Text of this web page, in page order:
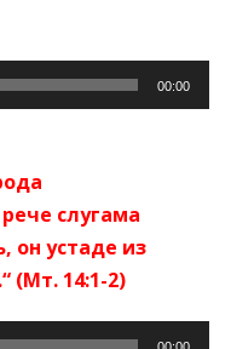
00:00
слугама
он устаде из
(Мт. 14:1-2)